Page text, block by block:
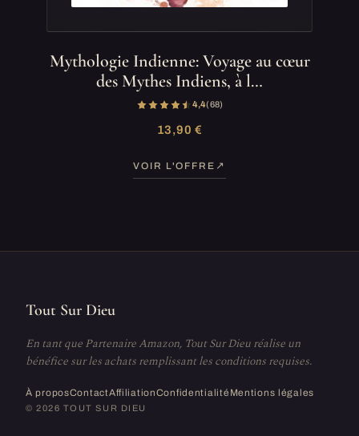
Mythologie Indienne: Voyage au cœur
des Mythes Indiens, à l…
4,4(68)
13,90 €
VOIR L'OFFRE
Tout Sur Dieu
En tant que Partenaire Amazon, Tout Sur Dieu réalise un
bénéfice sur les achats remplissant les conditions requises.
À proposContactAffiliationConfidentialité Mentions légales
© 2026 TOUT SUR DIEU